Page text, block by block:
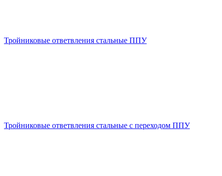
Тройниковые ответвления стальные ППУ
Тройниковые ответвления стальные с переходом ППУ